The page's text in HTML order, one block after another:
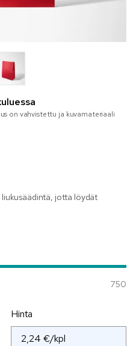
on vahvistettu ja kuvamateriaali
liukusäädintä, jotta löydät
750
Hinta